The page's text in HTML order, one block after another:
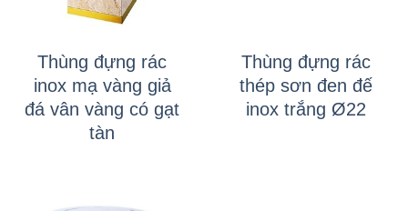
Thùng đựng rác
inox mạ vàng giả
đá vân vàng có gạt
tàn
Thùng đựng rác
thép sơn đen đế
inox trắng Ø22